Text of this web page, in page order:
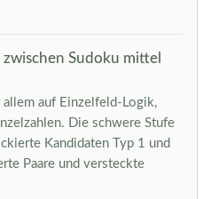
Sudoku mittel
auf Einzelfeld-Logik,
Die schwere Stufe
Kandidaten Typ 1 und
Paare und versteckte